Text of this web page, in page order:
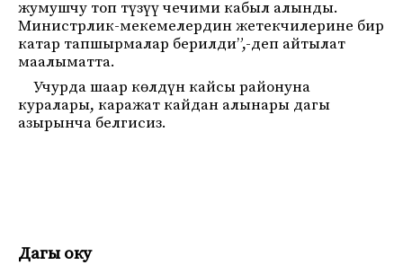
жумушчу топ түзүү чечими кабыл алынды.
Министрлик-мекемелердин жетекчилерине бир
катар тапшырмалар берилди”,-деп айтылат
маалыматта.
Учурда шаар көлдүн кайсы районуна
куралары, каражат кайдан алынары дагы
азырынча белгисиз.
Дагы оку